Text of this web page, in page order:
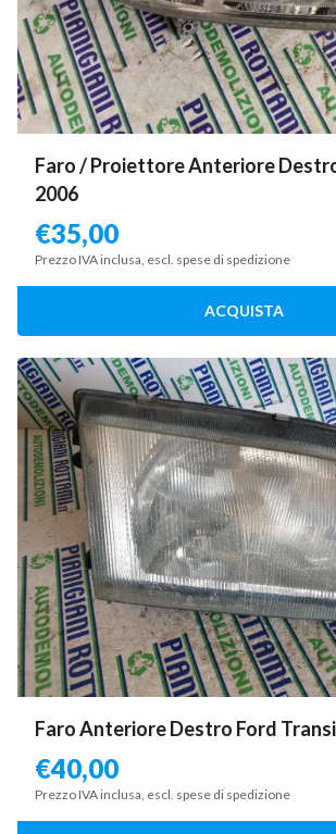
Faro / Proiettore Anteriore
2006
€35,00
Prezzo IVA inclusa, escl. spese di spedizione
ACQUISTA
Faro Anteriore Destro Ford
€40,00
Prezzo IVA inclusa, escl. spese di spedizione